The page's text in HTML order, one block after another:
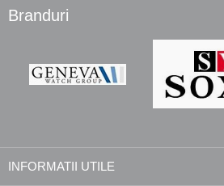
Branduri
INFORMATII UTILE